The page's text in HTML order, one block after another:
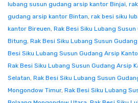
lubang susun gudang arsip kantor Binjai,
gudang arsip kantor Bintan, rak besi siku
kantor Bireuen, Rak Besi Siku Lubang
Bitung, Rak Besi Siku Lubang Susun
Besi Siku Lubang Susun Gudang Arsip
Rak Besi Siku Lubang Susun Gudang Arsip
Selatan, Rak Besi Siku Lubang Susun
Mongondow Timur, Rak Besi Siku Lubang